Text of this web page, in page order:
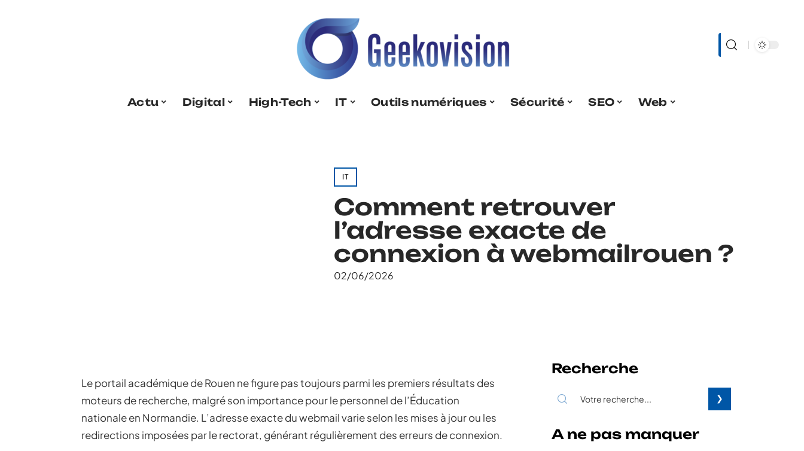
Actu Digital High-Tech IT Outils numériques Sécurité SEO Web
IT
Comment retrouver
l’adresse exacte de
connexion à webmailrouen ?
02/06/2026
Le portail académique de Rouen ne figure pas toujours parmi les premiers résultats des
moteurs de recherche, malgré son importance pour le personnel de l’Éducation
nationale en Normandie. L’adresse exacte du webmail varie selon les mises à jour ou les
redirections imposées par le rectorat, générant régulièrement des erreurs de connexion.
Recherche
A ne pas manquer